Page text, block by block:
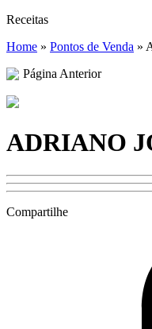
Receitas
Home » Pontos de Venda »
Página Anterior
ADRIANO
Compartilhe